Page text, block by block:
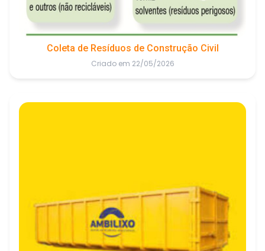
Coleta de Resíduos de Construção Civil
Criado em 22/05/2026